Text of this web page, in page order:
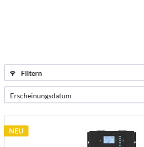
Filtern
NEU